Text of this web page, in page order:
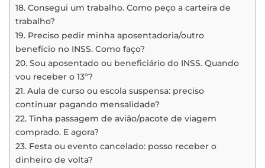
18. Consegui um trabalho. Como peço a carteira de
trabalho?
19. Preciso pedir minha aposentadoria/outro
benefício no INSS. Como faço?
20. Sou aposentado ou beneficiário do INSS. Quando
vou receber o 13º?
21. Aula de curso ou escola suspensa: preciso
continuar pagando mensalidade?
22. Tinha passagem de avião/pacote de viagem
comprado. E agora?
23. Festa ou evento cancelado: posso receber o
dinheiro de volta?